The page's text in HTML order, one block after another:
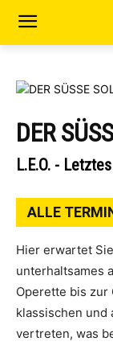
DER
L.E.O. -
ALLE
Hier erwartet
unterhaltsames
Operette bis zur
klassischen und
vertreten, was